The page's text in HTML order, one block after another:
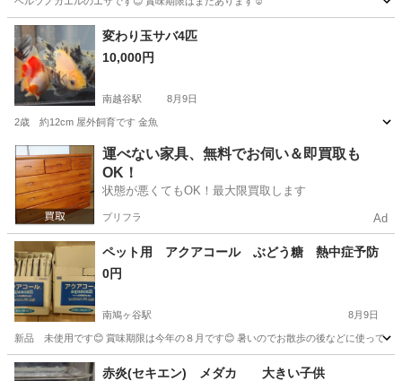
埼玉 川口市 南鳩ヶ谷駅 その他
変わり玉サバ4匹
10,000円
南越谷駅 8月9日
2歳 約12cm 屋外飼育です 金魚
埼玉 越谷市 南越谷駅 その他
運べない家具、無料でお伺い＆即買取も
OK！
状態が悪くてもOK！最大限買取します
プリフラ Ad
ペット用 アクアコール ぶどう糖 熱中症予防
0円
南鳩ヶ谷駅 8月9日
新品 未使用です😊 賞味期限は今年の８月です😊 暑いのでお散歩の後などに使ってく
埼玉 川口市 南鳩ヶ谷駅 その他
赤炎(セキエン) メダカ 大きい子供